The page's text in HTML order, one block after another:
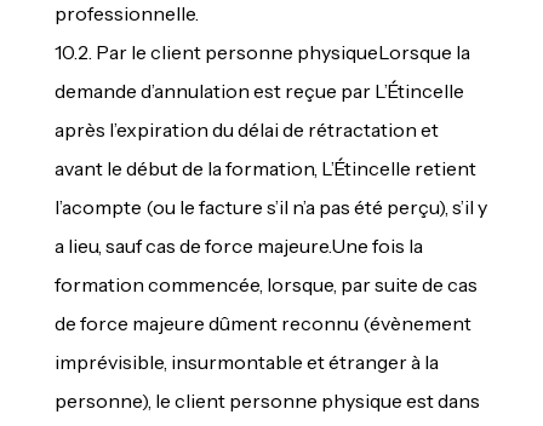
professionnelle.
10.2. Par le client personne physiqueLorsque la
demande d’annulation est reçue par L’Étincelle
après l’expiration du délai de rétractation et
avant le début de la formation, L’Étincelle retient
l’acompte (ou le facture s’il n’a pas été perçu), s’il y
a lieu, sauf cas de force majeure.Une fois la
formation commencée, lorsque, par suite de cas
de force majeure dûment reconnu (évènement
imprévisible, insurmontable et étranger à la
personne), le client personne physique est dans